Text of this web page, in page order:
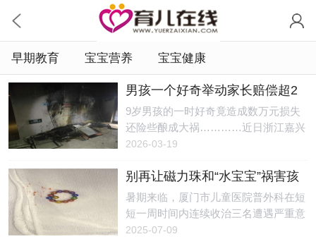
早期教育 宝宝营养 宝宝健康
男孩一个好奇举动家长赔偿超2
万元 这些儿童“禁区”很危险
9岁男孩的一时好奇竟造成数万元损失
还险些酿成大祸…………近日浙江嘉兴
一小区底楼入户厅突发火情所幸消防员
更大损失民警调取监控还原了事故的全
过程发现肇事者竟是一名小男孩经询问
得知该男孩只有9岁当晚约同学放烟花
下午独自去买打火机回来时见到门厅的
2026-03-19
别再让磁力珠和“水宝宝”祸害孩
子了！暑期儿童意外伤害频
发，厦门医生紧急提醒
暑期来临，厦门市儿童医院普外科在短
短一周时间内连续收治三名遭遇严重意
外伤害的患儿。轻松惬意的假期背后，
2025-07-09